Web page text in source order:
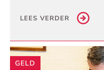
LEES VERDER
GELD